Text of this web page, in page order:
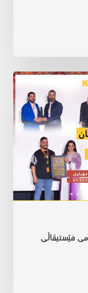
فێستیڤاڵی